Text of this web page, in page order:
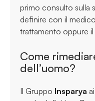
primo consulto sulla
definire con il
trattamento oppure
Come
dell’uomo?
Il Gruppo Insparya